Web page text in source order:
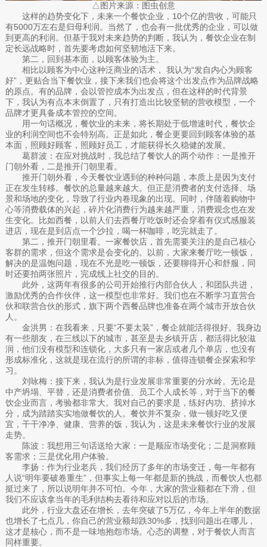
△图片来源：图虫创意
这样的趋势变化下，未来一个餐饮企业，10个亿的营收，可能只
有5000万左右是归母利润。当然了，也会有一批优秀的企业，可以做
到更高的利润。但基于我对未来趋势的判断，我认为，餐饮企业在制
定长远战略时，首先要考虑如何坚韧地活下来。
第二，回到基本面，以顾客体验为主。
相比以顾客为中心这种泛商业的话术， 我认为“发自内心为顾客
好”，更贴合当下餐饮业，接下来我们也会将这个出发点作为品牌战略
的原点。有的品牌，会以管控成本为出发点，但在这样的时代背景
下，我认为有点本末倒置了，只有打造出比较坚韧的营收模型，一个
品牌才更具备成本管控的空间。
用一句话概况，餐饮业的未来，将长期处于低增速时代，餐饮企
业的利润空间也不会特别高。正是如此，餐企更要回到顾客体验的基
本面，照顾好顾客，照顾好员工，才能获得长久稳健的发展。
葛群波：在应对挑战时，我总结了餐饮人的两个动作：一是推开
门朝外看，二是推开门朝里看。
推开门朝外看，今天餐饮业遇到的种种问题，本质上是因为支付
正在发生转移。餐饮的总量越来越大。但正是消费者的支付选择、场
景和场地的变化，导致了行业内卷现象的出现。同时，伴随着购物中
心等消费载体的兴起，碎片化消费行为越来越严重，消费观念也在发
生变化。比如西餐，以前人们去西餐厅吃饭时还会穿着有仪式感服装
进店，现在是到店点一个沙拉，喝一杯咖啡，吃完就走了。
第二，推开门朝里看。一家餐饮店，首先需要关注的是自己核心
客群的需求，但这个需求是会变化的。以前，大家来餐厅吃一顿饭，
解决的是温饱问题，现在不光是吃一顿饭，还要聊得开心和舒服，同
时还要拍两张照片，完成线上社交的目的。
此外，这两年有很多的公司开始推行内部合伙人，和团队共进，
激励优秀的合作伙伴，这一模型也非常好。我们也在不断学习直营合
伙和联营合伙的形式，旗下两个西餐品牌也准备在两个城市开放合伙
人。
金洪男：在我看来，只要“不要太装”，餐企就能活得很好。我身边
有一些朋友，在三线以下的城市，甚至是去乡镇开店，都活得比较滋
润，他们没有模型和连锁化，大多只有一家店或者几个单店，也没有
形成标准化，这就是现在流行的所谓的非标，值得连锁餐企探索和学
习。
刘咏梅：接下来，我认为是行业发展非常重要的分水岭。无论是
中产坍塌、平替，还是消费者价值、员工个人成长等，对于当下的餐
饮企业而言，考验都非常大。我对自己的要求是，练好内功、挤掉水
分，成为踏踏实实地做餐饮的人。餐饮并不复杂，做一顿好吃又便
宜，干干净净、健康、营养的饭，我认为，这是未来餐饮行业的发展
走势。
陈波：我想用三句话送给大家：一是顺应市场变化；二是洞察顾
客需求；三是优化用户体验。
李扬：作为行业老兵，我们经历了多年的市场变迁，每一年都有
人说“明年要破卷重生”，但事实上每一年都是新的挑战，而餐饮人也都
挺过来了，所以说明年并不可怕。今年，大家的营业额都在下滑，但
我们不应该拿当年的毛利结构去看待和应对以后的市场。
此外，行业大盘还在增长，去年突破了5万亿，今年上半年的数据
也增长了七点几，你自己的营业额却跌30%多，找到问题出在哪儿，
这才是核心，而不是一味地抱怨市场。心态的调整，对于餐饮人而言
同样重要。